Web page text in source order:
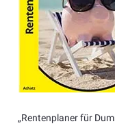
„Rentenplaner für